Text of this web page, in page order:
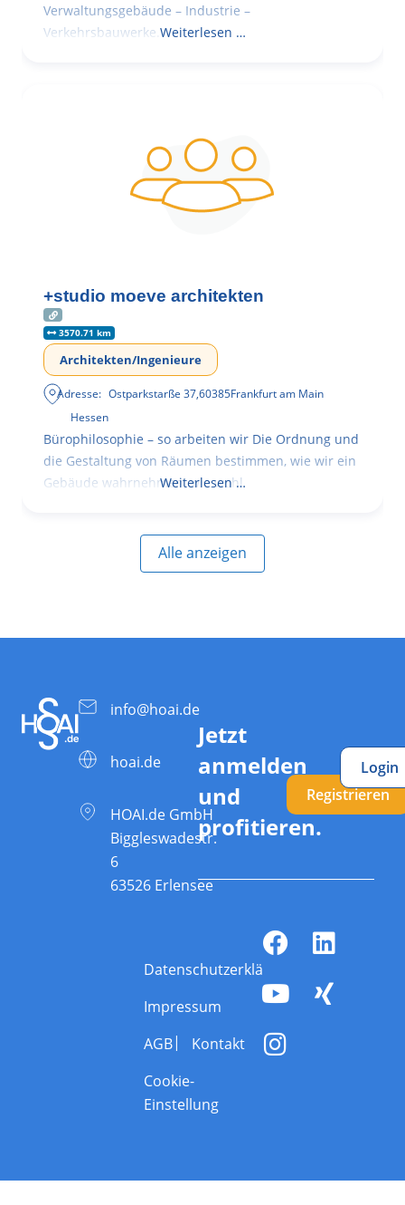
Verwaltungsgebäude – Industrie –
Verkehrsbauwerke. Weiterlesen …
+studio moeve architekten
3570.71 km
Architekten/Ingenieure
Adresse: Ostparkstarße 37,60385Frankfurt am Main
Hessen
Bürophilosophie – so arbeiten wir Die Ordnung und
die Gestaltung von Räumen bestimmen, wie wir ein
Gebäude wahrnehmen, wie wohl
Weiterlesen …
Alle anzeigen
info@hoai.de
hoai.de
HOAI.de GmbH
Biggleswadestr.
6
63526 Erlensee
Jetzt
anmelden
und
profitieren.
Registrieren
Login
Datenschutzerklärung
Impressum
AGB
Kontakt
Cookie-
Einstellung